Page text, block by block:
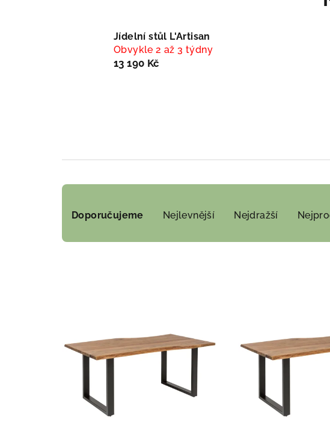
Jídelní stůl L'Artisan
Obvykle 2 až 3 týdny
13 190 Kč
a
z
Doporučujeme Nejlevnější Nejdražší
p